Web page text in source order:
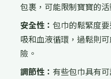
包裹，可能限制寶寶的活
安全性： 包巾的鬆緊度
吸和血液循環，過鬆則
險。
調節性： 有些包巾具有